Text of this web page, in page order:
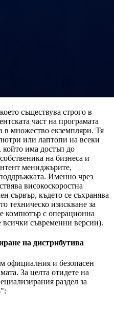
съществува строго в
част на програмата
в множество екземпляри. Тя
или лаптопи на всеки
има достъп до
на бизнеса и
мениджърите,
Именно чрез
високоскоростна
сървър, където се съхранява
техническо изискване за
компютър с операционна
всички съвременни версии).
на дистрибутива
официалния и безопасен
За целта отидете на
раздел за